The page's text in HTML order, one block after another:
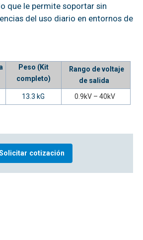
que le permite soportar sin
del uso diario en entornos de
Peso (Kit
completo)
Rango de voltaje
de salida
13.3 kG 0.9kV – 40kV
cotización